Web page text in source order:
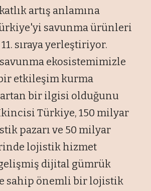
artış anlamına
savunma ürünleri
sıraya yerleştiriyor.
ekosistemimizle
etkileşim kurma
bir ilgisi olduğunu
Türkiye, 150 milyar
pazarı ve 50 milyar
lojistik hizmet
dijital gümrük
sahip önemli bir lojistik